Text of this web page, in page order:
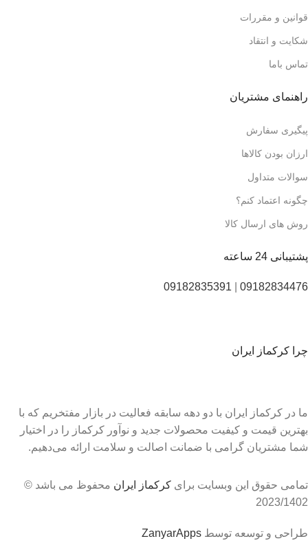
قوانین و مقررات
شکایت و انتقاد
تماس باما
راهنمای مشتریان
پیگیری سفارش
ارزان بودن کالاها
سوالات متداول
چگونه اعتماد کنم؟
روش های ارسال کالا
پشتیبانی 24 ساعته
09182834476
09182835391
چرا کرکماز ایران
ما در کرکماز ایران با دو دهه سابقه فعالیت در بازار مفتخریم که با
بهترین قیمت و کیفیت محصولات جدید و نوآور کرکماز را در اختیار
شما مشتریان گرامی با ضمانت اصالت و سلامت ارائه می‌دهیم.
تمامی حقوق این وبسایت برای کرکماز ایران محفوظ می باشد ©
2023/1402
طراحی و توسعه توسط ZanyarApps